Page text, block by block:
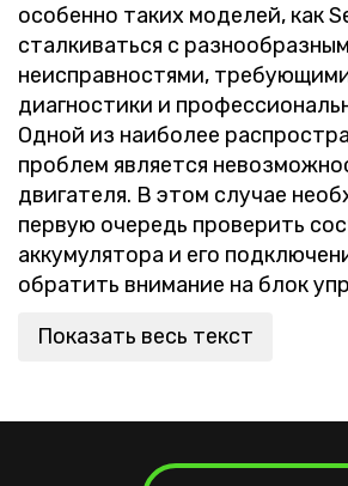
особенно таких моделей, как
сталкиваться с
неисправностями,
диагностики и
Одной из наиболее
проблем является
двигателя. В этом случае
первую очередь проверить
аккумулятора и его
обратить внимание на блок
Показать весь текст